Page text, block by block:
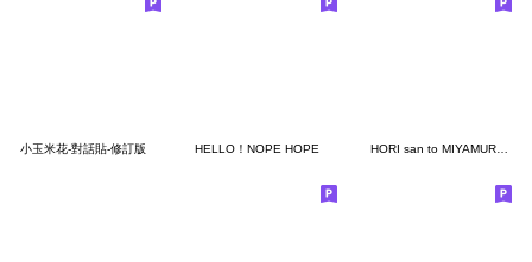
小玉米花-對話貼-修訂版 HELLO！NOPE HOPE HORI san to MIYAMURA kun Emoji